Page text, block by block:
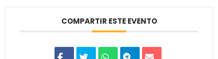
COMPARTIR ESTE EVENTO